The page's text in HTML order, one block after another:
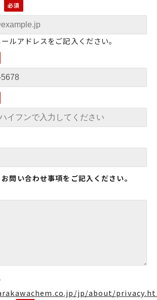
ルアドレスをご記入ください。
問い合わせ事項をご記入ください。
jp/about/